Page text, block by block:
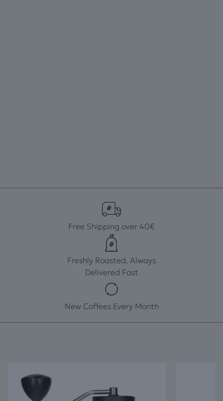
Free Shipping over 40€
Freshly Roasted, Always
Delivered Fast
New Coffees Every Month